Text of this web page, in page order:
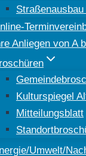
Anliegen von A
Kulturspiegel
Mitteilungsblatt
Umwelt/